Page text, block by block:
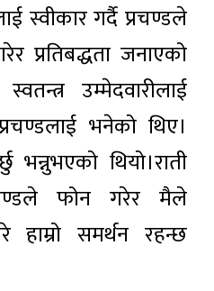
गर्दै प्रचण्डले
प्रतिबद्धता जनाएको
उम्मेदवारीलाई
भनेको थिए।
थियो।राती
फोन गरेर मैले
समर्थन रहन्छ